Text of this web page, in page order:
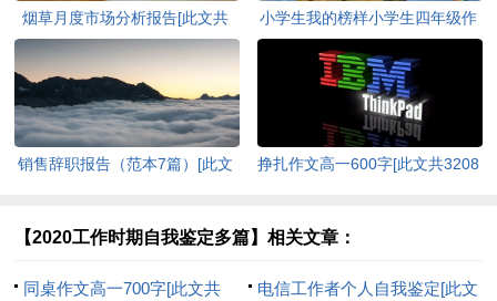
烟草月度市场分析报告[此文共
2700字]
小学生我的榜样小学生四年级作
文[此文共3623字]
销售辞职报告（范本7篇）[此文
挣扎作文高一600字[此文共3208
【2020工作时期自我鉴定多篇】相关文章：
同桌作文高一700字[此文共 电信工作者个人自我鉴定[此文